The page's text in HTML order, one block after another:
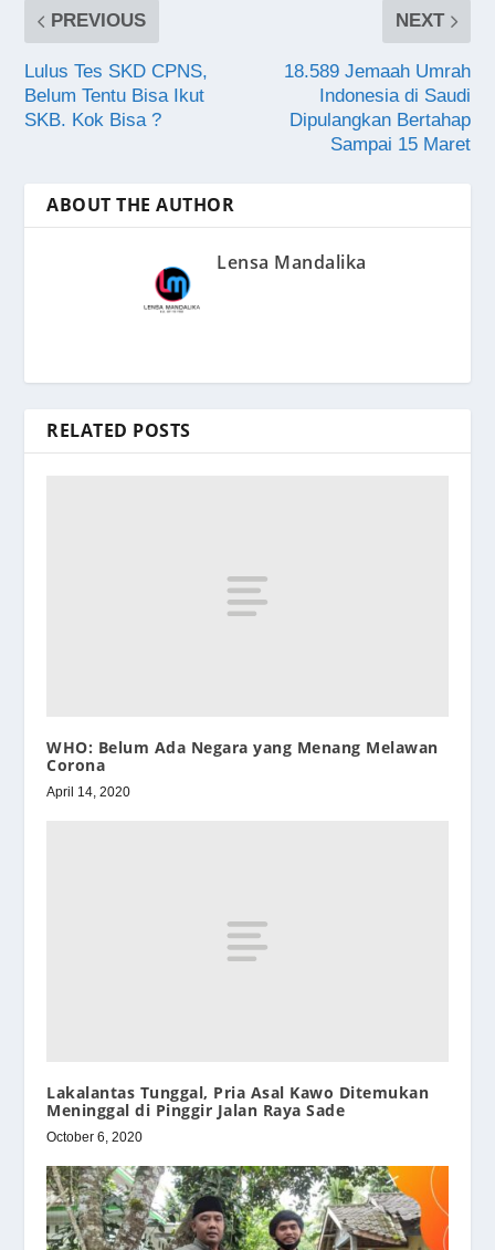
PREVIOUS
Lulus Tes SKD CPNS,
Belum Tentu Bisa Ikut
SKB. Kok Bisa ?
NEXT
18.589 Jemaah Umrah
Indonesia di Saudi
Dipulangkan Bertahap
Sampai 15 Maret
ABOUT THE AUTHOR
Lensa Mandalika
RELATED POSTS
WHO: Belum Ada Negara yang Menang Melawan
Corona
April 14, 2020
Lakalantas Tunggal, Pria Asal Kawo Ditemukan
Meninggal di Pinggir Jalan Raya Sade
October 6, 2020